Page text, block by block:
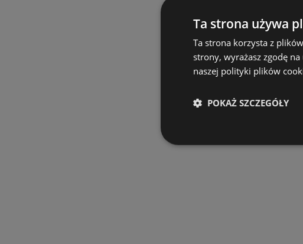
Ta strona używa
Ta strona korzysta z
strony, wyrażasz zgodę
naszej polityki plików
POKAŻ SZCZEGÓŁY